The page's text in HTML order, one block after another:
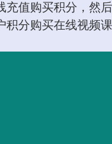
充值购买积分，然
积分购买在线视频